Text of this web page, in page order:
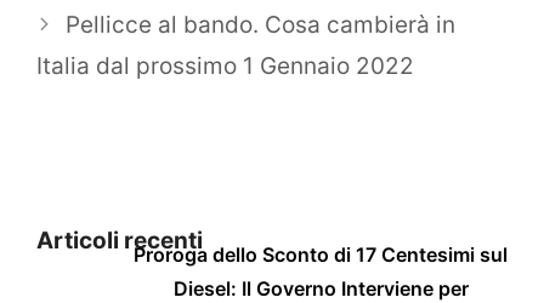
Pellicce al bando. Cosa cambierà in
Italia dal prossimo 1 Gennaio 2022
Articoli recentiProroga dello Sconto di 17 Centesimi sul
Diesel: Il Governo Interviene per